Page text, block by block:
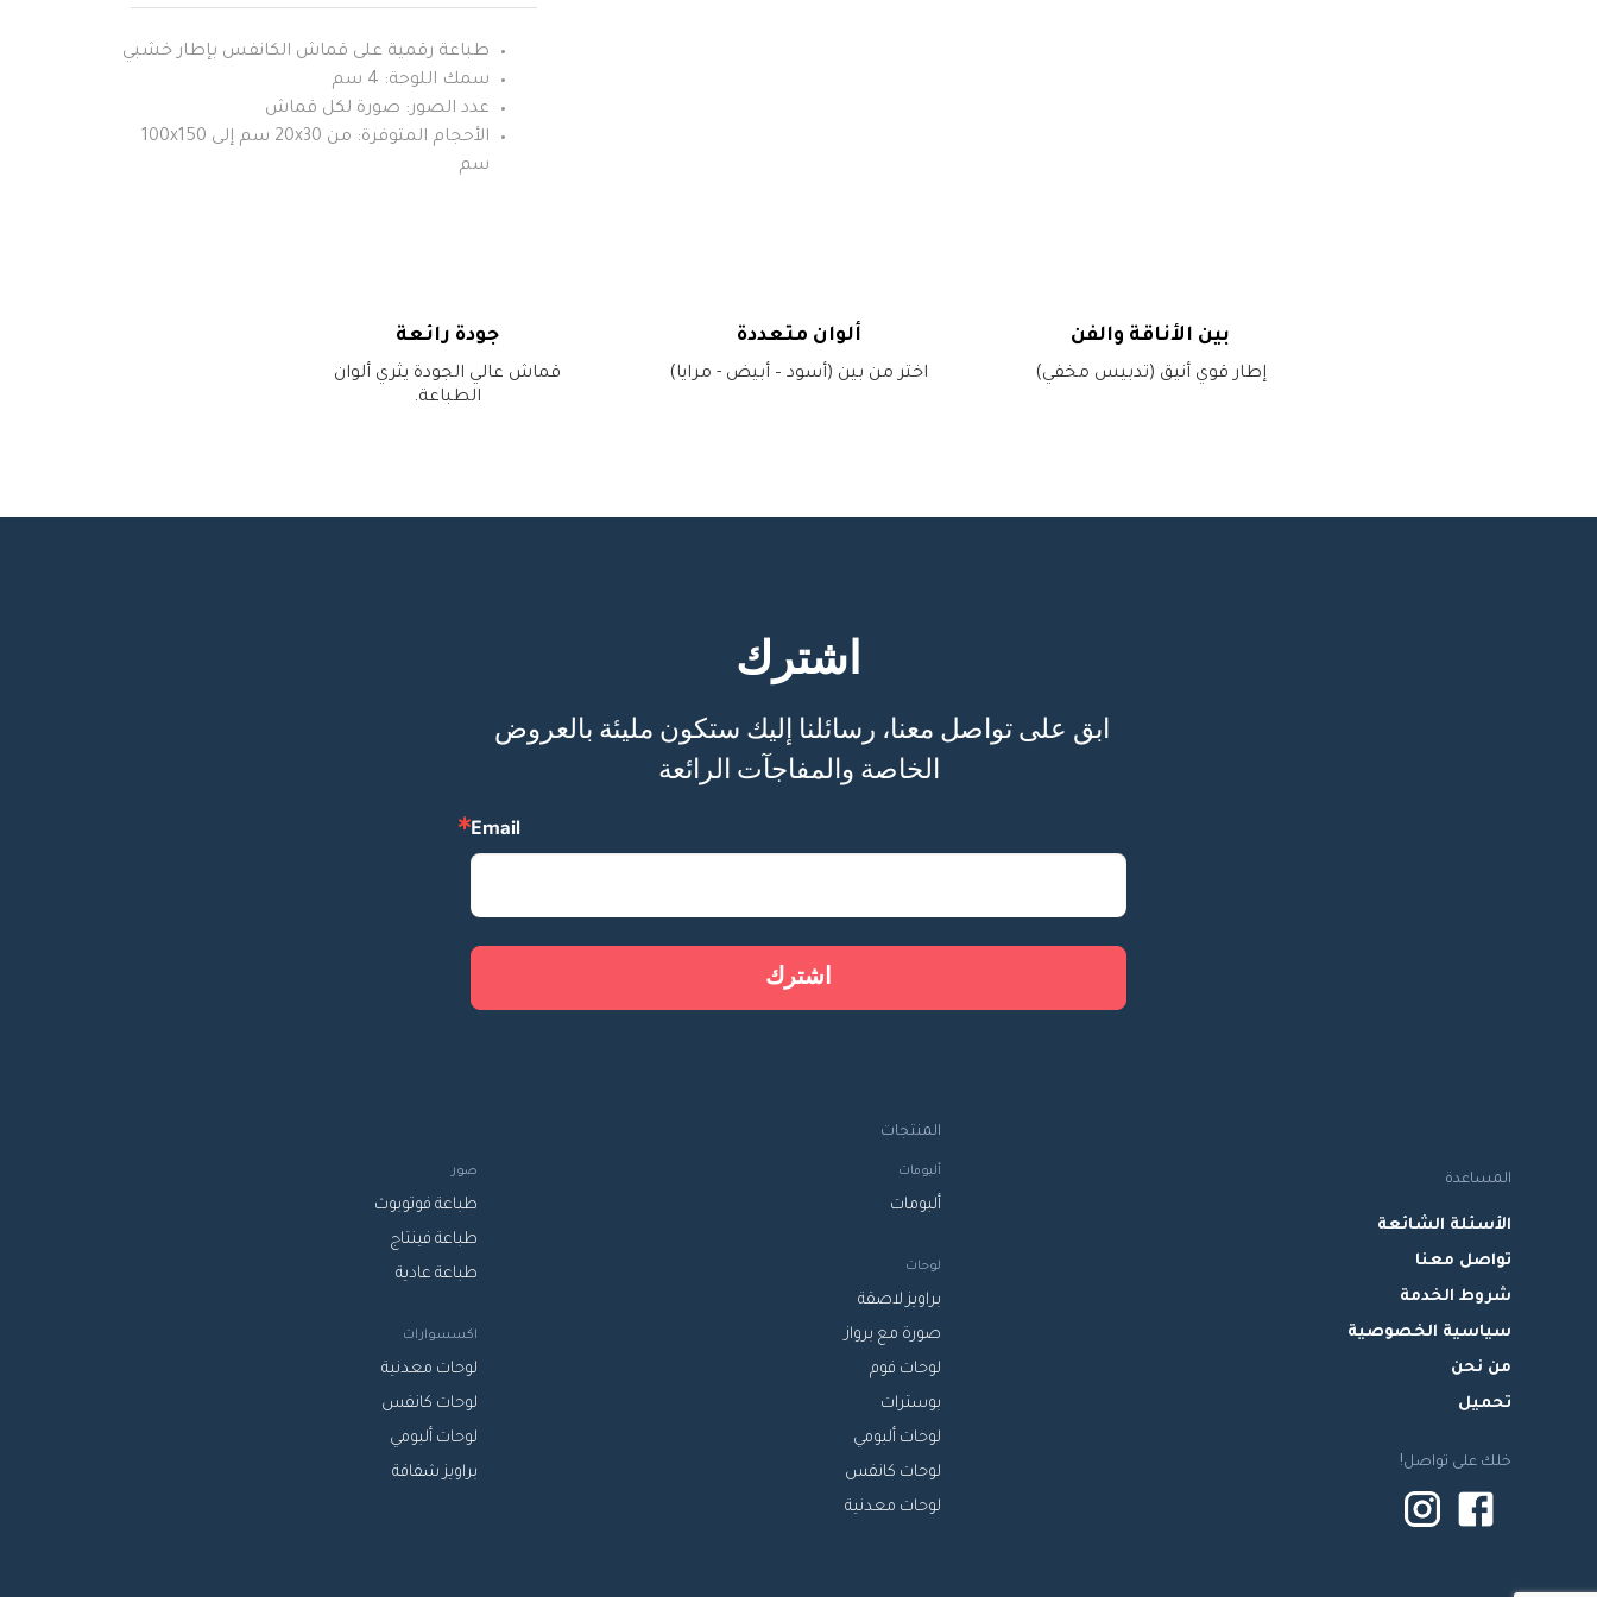
طباعة رقمية على قماش الكانفس بإطار خشبي
سمك اللوحة: 4 سم
عدد الصور: صورة لكل قماش
الأحجام المتوفرة: من 20x30 سم إلى 100x150
سم
بين الأناقة والفن
إطار قوي أنيق (تدبيس مخفي)
ألوان متعددة
اختر من بين (أسود – أبيض - مرايا)
جودة رائعة
قماش عالي الجودة يثري ألوان
الطباعة.
اشترك
الخاصة والمفاجآت الرائعة
Email
اشترك
المساعدة
الأسئلة الشائعة
تواصل معنا
شروط الخدمة
سياسية الخصوصية
من نحن
تحميل
خلك على تواصل!
المنتجات
ألبومات
ألبومات
لوحات
براويز لاصقة
صورة مع برواز
لوحات فوم
بوسترات
لوحات ألبومي
لوحات كانفس
لوحات معدنية
صور
طباعة فوتوبوث
طباعة فينتاج
طباعة عادية
اكسسوارات
لوحات معدنية
لوحات كانفس
لوحات ألبومي
براويز شفافة